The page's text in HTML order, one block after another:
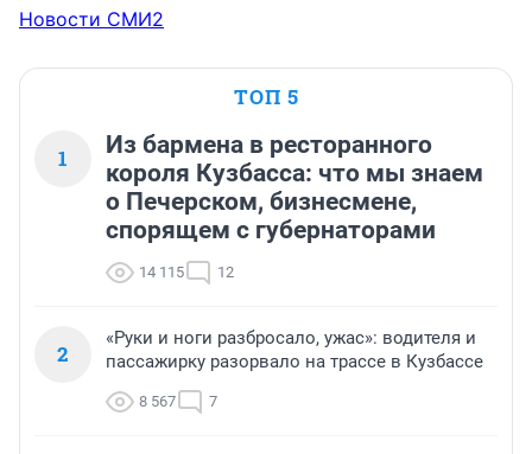
Новости СМИ2
ТОП 5
1
Из бармена в ресторанного
короля Кузбасса: что мы знаем
о Печерском, бизнесмене,
спорящем с губернаторами
14 115 12
2
«Руки и ноги разбросало, ужас»: водителя и
пассажирку разорвало на трассе в Кузбассе
8 567 7